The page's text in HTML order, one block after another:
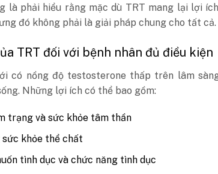
là phải hiểu rằng mặc dù TRT mang lại lợi
đó không phải là giải pháp chung cho tất cả.
TRT đối với bệnh nhân đủ điều kiện
có nồng độ testosterone thấp trên lâm
Những lợi ích có thể bao gồm:
trạng và sức khỏe tâm thần
khỏe thể chất
tình dục và chức năng tình dục